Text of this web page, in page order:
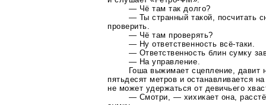
— Чё там так долго?
— Ты странный такой, посчитать
проверить.
— Чё там проверять?
— Ну ответственность всё-таки
— Ответственность блин сумку
— На управление.
Гоша выжимает сцепление, давит
пятьдесят метров и останавливается
не может удержаться от девичьего
— Смотри, — хихикает она,